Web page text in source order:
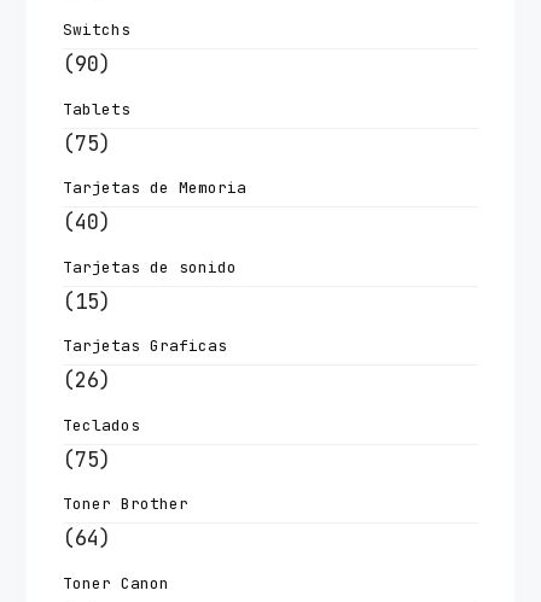
Switchs
(90)
Tablets
(75)
Tarjetas de Memoria
(40)
Tarjetas de sonido
(15)
Tarjetas Graficas
(26)
Teclados
(75)
Toner Brother
(64)
Toner Canon